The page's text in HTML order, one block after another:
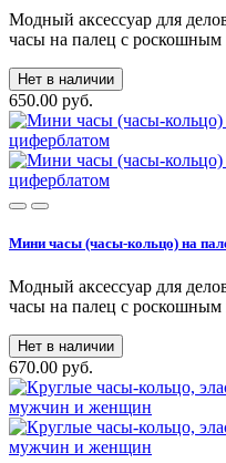
Модный аксессуар для
часы на палец с
Нет в наличии
650.00 руб.
Мини часы (часы-кольцо) на
Модный аксессуар для
часы на палец с
Нет в наличии
670.00 руб.